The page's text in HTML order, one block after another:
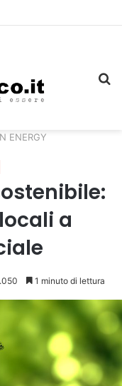
ENERGY
a
1 minuto di lettura